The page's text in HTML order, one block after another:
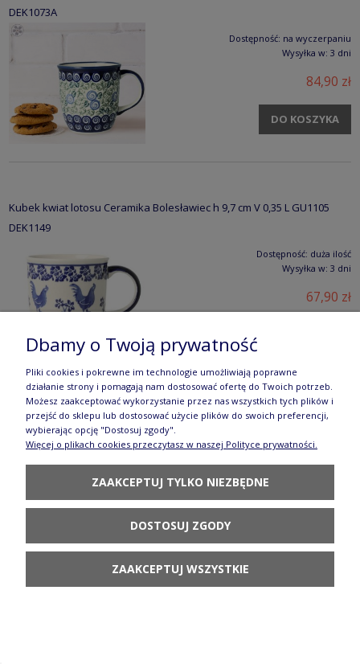
DEK1073A
Dostępność: na wyczerpaniu
Wysyłka w: 3 dni
84,90 zł
DO KOSZYKA
Kubek kwiat lotosu Ceramika Bolesławiec h 9,7 cm V 0,35 L GU1105
DEK1149
Dostępność: duża ilość
Wysyłka w: 3 dni
67,90 zł
Kubek kwiat lotosu Ceramika Bolesławiec h 9,7 cm V 0,35 L GU1105
DEK124Art
Dostępność: dostępne wkrótce
142,90 zł
POWIADOM O DOSTĘPNOŚCI
Dbamy o Twoją prywatność
Pliki cookies i pokrewne im technologie umożliwiają poprawne
działanie strony i pomagają nam dostosować ofertę do Twoich potrzeb.
Możesz zaakceptować wykorzystanie przez nas wszystkich tych plików i
przejść do sklepu lub dostosować użycie plików do swoich preferencji,
wybierając opcję "Dostosuj zgody".
Więcej o plikach cookies przeczytasz w naszej Polityce prywatności.
ZAAKCEPTUJ TYLKO NIEZBĘDNE
DOSTOSUJ ZGODY
ZAAKCEPTUJ WSZYSTKIE